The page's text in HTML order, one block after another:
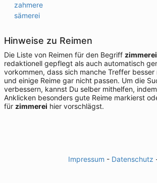
zahmere
sämerei
Hinweise zu Reimen
Die Liste von Reimen für den Begriff zimmerei
redaktionell gepflegt als auch automatisch
vorkommen, dass sich manche Treffer besser
und einige Reime gar nicht passen. Um die
verbessern, kannst Du selber mithelfen,
Anklicken besonders gute Reime markierst
für zimmerei hier vorschlägst.
Impressum - Datenschutz